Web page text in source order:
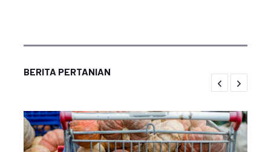
BERITA PERTANIAN